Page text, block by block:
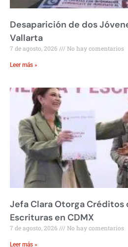
Desaparición de dos
Vallarta
7 de agosto, 2026 No hay comentarios
Leer más »
Jefa Clara Otorga Créditos
Escrituras en CDMX
7 de agosto, 2026 No hay comentarios
Leer más »